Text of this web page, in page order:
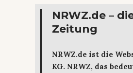
NRWZ.de –
Zeitung
NRWZ.de ist die
KG. NRWZ, das